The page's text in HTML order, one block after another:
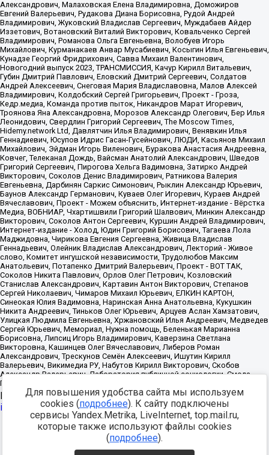
Источник:https://minjust.gov.ru/uploaded/files/reestr-
inostrannyih-agentov-22-03-2024.pdfданные на22.03.2024
Разработка -
Для повышения удобства сайта мы используем
cookies (подробнее). К сайту подключены
сервисы Yandex.Metrika, LiveInternet, top.mail.ru,
которые также используют файлы cookies
(подробнее).